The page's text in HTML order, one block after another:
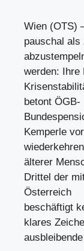
Wien (OTS)
pauschal als
werden: Ihre
betont ÖGB-
Kemperle
älterer
Drittel der
Österreich
beschäftigt
klares